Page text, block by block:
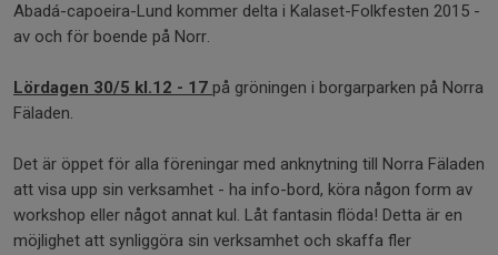
Abadá-capoeira-Lund kommer delta i Kalaset-Folkfesten 2015 -
av och för boende på Norr.
Lördagen 30/5 kl.12 - 17 på gröningen i borgarparken på Norra
Fäladen.
Det är öppet för alla föreningar med anknytning till Norra Fäladen
att visa upp sin verksamhet - ha info-bord, köra någon form av
workshop eller något annat kul. Låt fantasin flöda! Detta är en
möjlighet att synliggöra sin verksamhet och skaffa fler